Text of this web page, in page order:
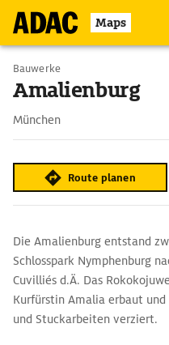
Maps
Bauwerke
Amalienburg
München
Route planen
Die Amalienburg entstand
Schlosspark Nymphenburg
Cuvilliés d.Ä. Das
Kurfürstin Amalia erbaut
und Stuckarbeiten verziert.